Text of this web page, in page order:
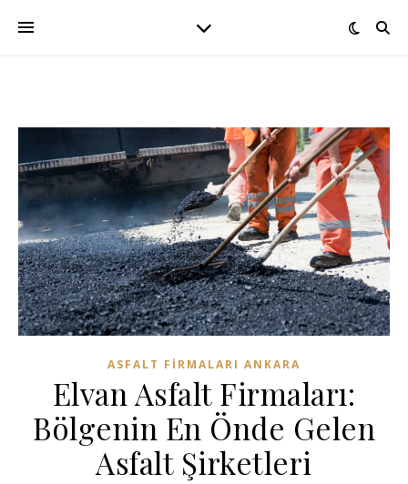
ASFALT FIRMALARI ANKARA
Elvan Asfalt Firmaları:
Bölgenin En Önde Gelen
Asfalt Şirketleri